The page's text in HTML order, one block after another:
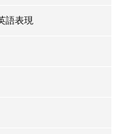
語表現